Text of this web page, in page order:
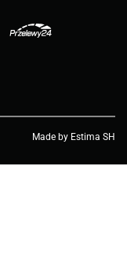
Made by Estima SH